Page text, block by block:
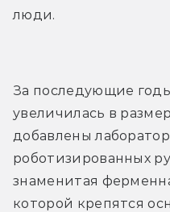
люди.
За последующие
увеличилась в
добавлены
роботизированных
знаменитая
которой крепятся